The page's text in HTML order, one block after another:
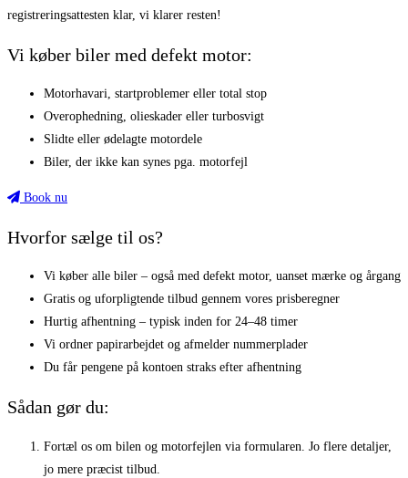
registreringsattesten klar, vi klarer resten!
Vi køber biler med defekt motor:
Motorhavari, startproblemer eller total stop
Overophedning, olieskader eller turbosvigt
Slidte eller ødelagte motordele
Biler, der ikke kan synes pga. motorfejl
Book nu
Hvorfor sælge til os?
Vi køber alle biler – også med defekt motor, uanset mærke og årgang
Gratis og uforpligtende tilbud gennem vores prisberegner
Hurtig afhentning – typisk inden for 24–48 timer
Vi ordner papirarbejdet og afmelder nummerplader
Du får pengene på kontoen straks efter afhentning
Sådan gør du:
Fortæl os om bilen og motorfejlen via formularen. Jo flere detaljer,
jo mere præcist tilbud.